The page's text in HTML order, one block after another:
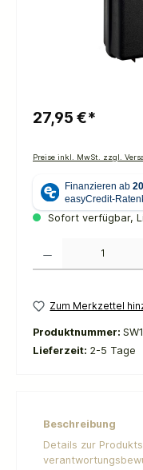
27,95 €*
Preise inkl. MwSt. zzgl.
Sofort verfügbar,
Zum Merkzettel
Produktnummer:
Lieferzeit: 2-5 Tage
Beschreibung
Details zur